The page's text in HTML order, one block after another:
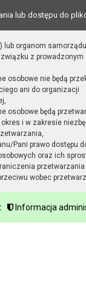
lub dostępu do
lub organom samorządu
z prowadzonym
osobowe nie będą
ani do organizacji
osobowe będą
i w zakresie
Pani prawo dostępu
oraz ich
przetwarzania
wobec
Informacja